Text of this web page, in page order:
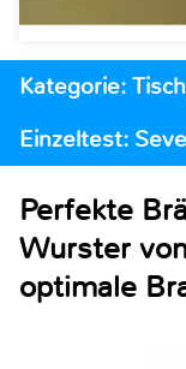
Kategorie:
Einzeltest:
Perfekte
Wurster
optimale